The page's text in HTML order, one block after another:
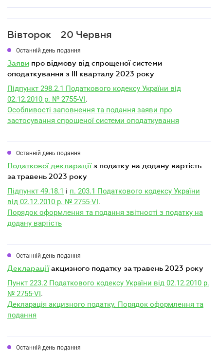
Вівторок 20 Червня
Останній день подання
заяви про відмову від спрощеної системи
оподаткування з III кварталу 2023 року
Підпункт 298.2.1 Податкового кодексу України від
02.12.2010 р. № 2755-VI.
Особливості заповнення та подання заяви про
застосування спрощеної системи оподаткування
Останній день подання
податкової декларації з податку на додану вартість
за травень 2023 року
Підпункт 49.18.1 і п. 203.1 Податкового кодексу України
від 02.12.2010 р. № 2755-VI.
Порядок оформлення та подання звітності з податку на
додану вартість
Останній день подання
декларації акцизного податку за травень 2023 року
Пункт 223.2 Податкового кодексу України від 02.12.2010 р.
№ 2755-VI.
Декларація акцизного податку. Порядок оформлення та
подання
Останній день подання